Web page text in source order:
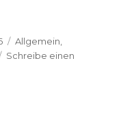
Kategorien
Allgemein
Schreibe einen